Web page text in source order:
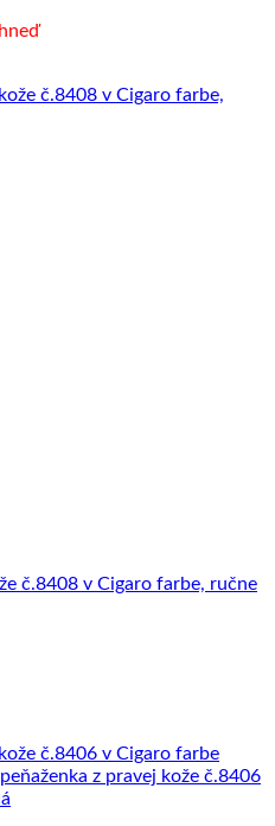
č.8408 v Cigaro farbe, ručne